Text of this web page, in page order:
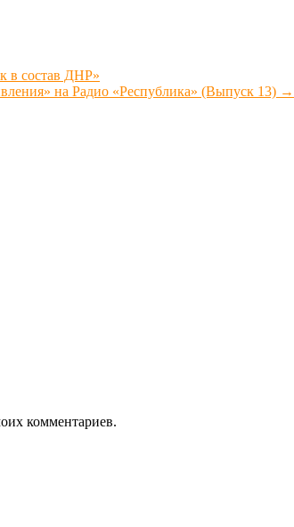
в состав ДНР»
на Радио «Республика» (Выпуск 13) →
комментариев.